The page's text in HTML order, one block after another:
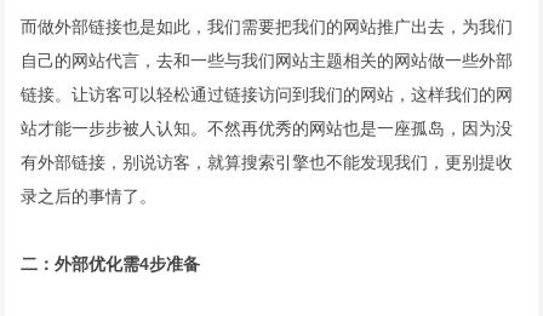
而做外部链接也是如此，我们需要把我们的网站推广出去，为我们
自己的网站代言，去和一些与我们网站主题相关的网站做一些外部
链接。让访客可以轻松通过链接访问到我们的网站，这样我们的网
站才能一步步被人认知。不然再优秀的网站也是一座孤岛，因为没
有外部链接，别说访客，就算搜索引擎也不能发现我们，更别提收
录之后的事情了。
二：外部优化需4步准备